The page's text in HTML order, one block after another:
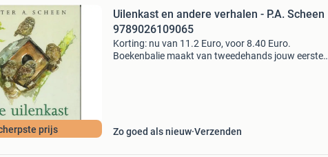
prijs
Uilenkast en andere verhalen - P.A. Scheen
9789026109065
Korting: nu van 11.2 Euro, voor 8.40 Euro.
Boekenbalie maakt van tweedehands jouw eerste
Zo goed als nieuw Verzenden